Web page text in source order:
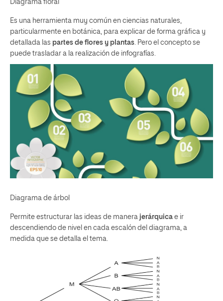
Diagrama floral
Es una herramienta muy común en ciencias naturales,
particularmente en botánica, para explicar de forma gráfica y
detallada las partes de flores y plantas. Pero el concepto se
puede trasladar a la realización de infografías.
Diagrama de árbol
Permite estructurar las ideas de manera jerárquica e ir
descendiendo de nivel en cada escalón del diagrama, a
medida que se detalla el tema.